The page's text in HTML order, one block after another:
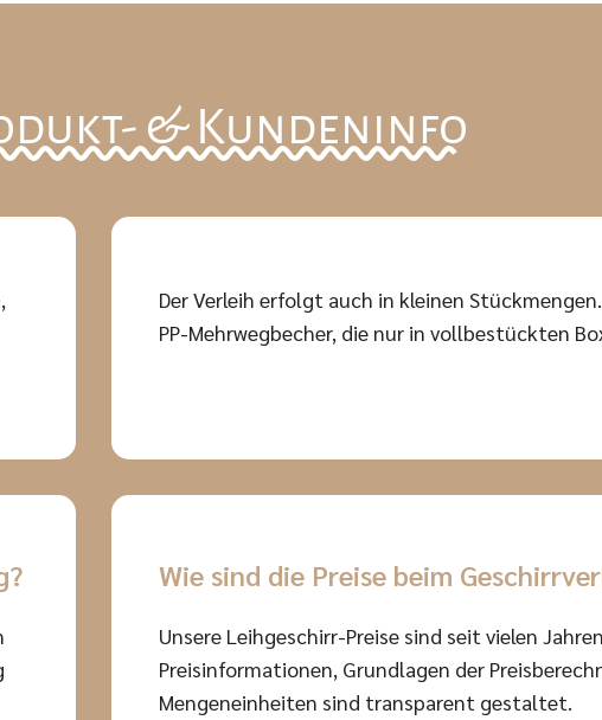
& Kundeninfo
Der Verleih erfolgt auch in kleinen
PP-Mehrwegbecher, die nur in vollbestückten
Wie sind die Preise beim
Unsere Leihgeschirr-Preise sind seit vielen
Preisinformationen, Grundlagen der
Mengeneinheiten sind transparent gestaltet.